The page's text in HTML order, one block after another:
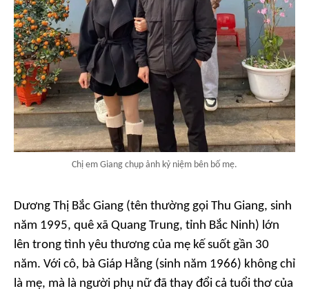
Chị em Giang chụp ảnh kỷ niệm bên bố mẹ.
Dương Thị Bắc Giang (tên thường gọi Thu Giang, sinh
năm 1995, quê xã Quang Trung, tỉnh Bắc Ninh) lớn
lên trong tình yêu thương của mẹ kế suốt gần 30
năm. Với cô, bà Giáp Hằng (sinh năm 1966) không chỉ
là mẹ, mà là người phụ nữ đã thay đổi cả tuổi thơ của